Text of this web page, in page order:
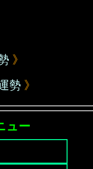
》
勢 》
ュー